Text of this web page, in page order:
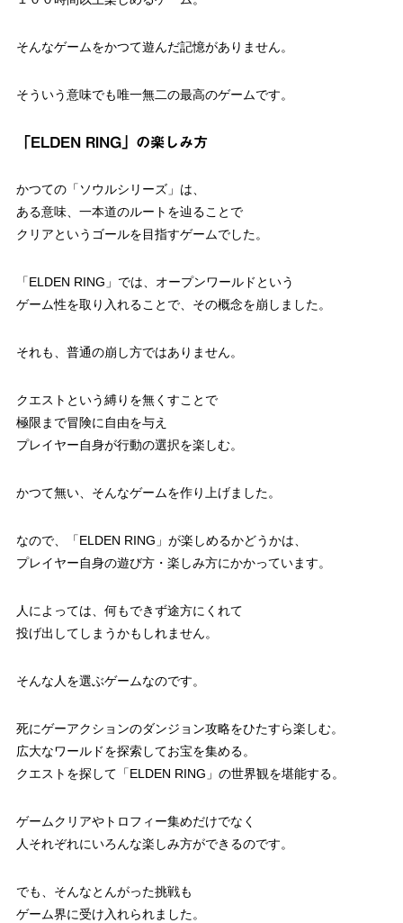
そんなゲームをかつて遊んだ記憶がありません。
そういう意味でも唯一無二の最高のゲームです。
「ELDEN RING」の楽しみ方
かつての「ソウルシリーズ」は、
ある意味、一本道のルートを辿ることで
クリアというゴールを目指すゲームでした。
「ELDEN RING」では、オープンワールドという
ゲーム性を取り入れることで、その概念を崩しました。
それも、普通の崩し方ではありません。
クエストという縛りを無くすことで
極限まで冒険に自由を与え
プレイヤー自身が行動の選択を楽しむ。
かつて無い、そんなゲームを作り上げました。
なので、「ELDEN RING」が楽しめるかどうかは、
プレイヤー自身の遊び方・楽しみ方にかかっています。
人によっては、何もできず途方にくれて
投げ出してしまうかもしれません。
そんな人を選ぶゲームなのです。
死にゲーアクションのダンジョン攻略をひたすら楽しむ。
広大なワールドを探索してお宝を集める。
クエストを探して「ELDEN RING」の世界観を堪能する。
ゲームクリアやトロフィー集めだけでなく
人それぞれにいろんな楽しみ方ができるのです。
でも、そんなとんがった挑戦も
ゲーム界に受け入れられました。